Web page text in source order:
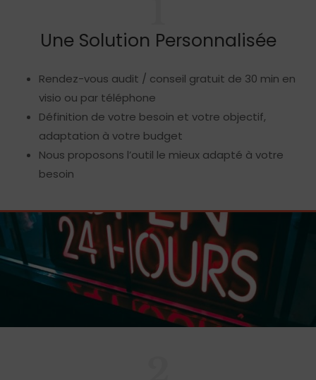
Une Solution Personnalisée
Rendez-vous audit / conseil gratuit de 30 min en
visio ou par téléphone
Définition de votre besoin et votre objectif,
adaptation à votre budget
Nous proposons l’outil le mieux adapté à votre
besoin